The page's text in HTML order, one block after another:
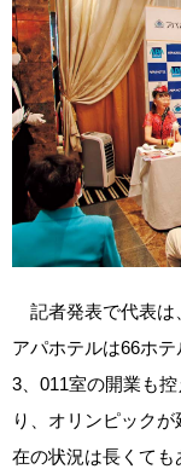
記者発表で代表は
アパホテルは66ホ
3、011室の開業も
り、オリンピック
在の状況は長くて